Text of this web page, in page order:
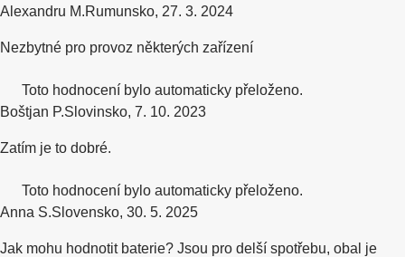
Alexandru M.Rumunsko, 27. 3. 2024
Nezbytné pro provoz některých zařízení
Toto hodnocení bylo automaticky přeloženo.
Boštjan P.Slovinsko, 7. 10. 2023
Zatím je to dobré.
Toto hodnocení bylo automaticky přeloženo.
Anna S.Slovensko, 30. 5. 2025
Jak mohu hodnotit baterie? Jsou pro delší spotřebu, obal je